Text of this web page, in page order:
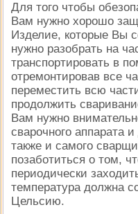
Для того чтобы
Вам нужно хорошо
Изделие, которые Вы
нужно разобрать на
транспортировать в
отремонтировав все
переместить всю
продолжить
Вам нужно
сварочного аппарата
также и самого
позаботиться о том,
периодически
температура должна
Цельсию.